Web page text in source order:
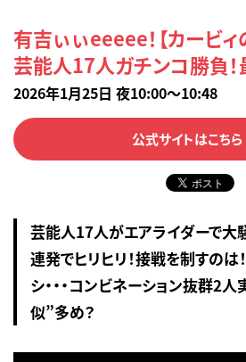
有吉ぃぃeeeee！【カービィ
芸能人17人ガチンコ勝負！
2026年1月25日 夜10:00～10:48
公式サイトはこちら
芸能人17人がエアライダーで大
連発でヒリヒリ！接戦を制すのは
シ・・・コンビネーション抜群2
似”多め？